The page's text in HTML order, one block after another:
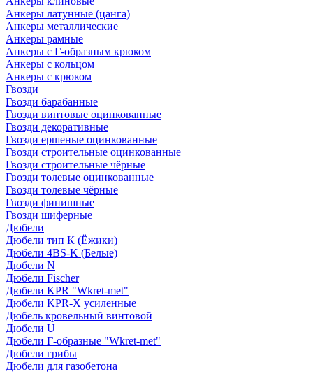
Анкеры латунные (цанга)
Анкеры металлические
Анкеры рамные
Анкеры с Г-образным крюком
Анкеры с кольцом
Анкеры с крюком
Гвозди
Гвозди барабанные
Гвозди винтовые оцинкованные
Гвозди декоративные
Гвозди ершеные оцинкованные
Гвозди строительные оцинкованные
Гвозди строительные чёрные
Гвозди толевые оцинкованные
Гвозди толевые чёрные
Гвозди финишные
Гвозди шиферные
Дюбели
Дюбели тип К (Ёжики)
Дюбели 4BS-K (Белые)
Дюбели N
Дюбели Fischer
Дюбели KPR "Wkret-met"
Дюбели KPR-Х усиленные
Дюбель кровельный винтовой
Дюбели U
Дюбели Г-образные "Wkret-met"
Дюбели грибы
Дюбели для газобетона